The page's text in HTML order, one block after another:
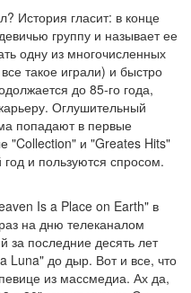
История гласит: в конце
группу и называет ее
одну из многочисленных
такое играли) и быстро
до 85-го года,
Оглушительный
попадают в первые
"Collection" и "Greates Hits"
и пользуются спросом.
Is a Place on Earth" в
на дню телеканалом
последние десять лет
Luna" до дыр. Вот и все, что
из массмедиа. Ах да,